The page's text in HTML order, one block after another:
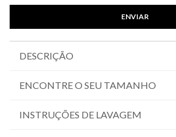
ENVIAR
DESCRIÇÃO
ENCONTRE O SEU TAMANHO
INSTRUÇÕES DE LAVAGEM